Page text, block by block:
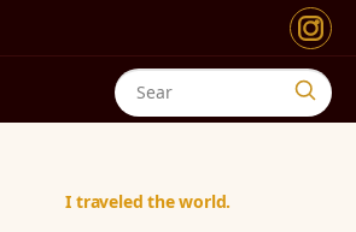
I traveled the world.